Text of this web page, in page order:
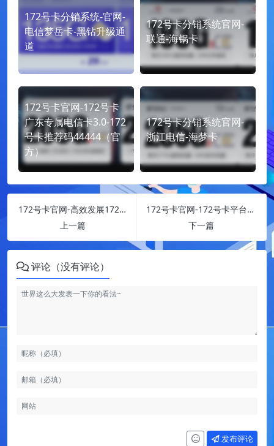
172号卡分销系统-官网-
电信梦岳卡-黑钻升级通
道
172号卡分销系统官网-
联通-海锅卡
172号卡官网-172号卡
广东专属电信卡3.0-172
号卡推荐码44444（官
方）
172号卡分销系统官网-
浙江电信-海梦卡
172号卡官网-高效发展172号卡代理指南-172号卡推荐码44444
上一篇
172号卡官网-172号卡平台紧急通知！172号卡推荐码44444（官方）
下一篇
评论（没有评论）
发布评论